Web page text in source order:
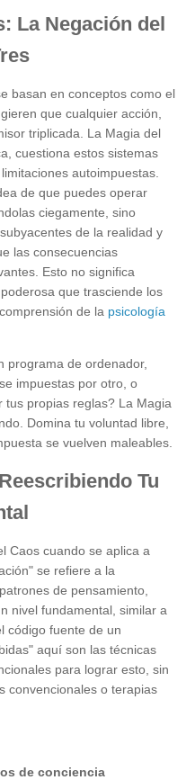
La Negación del
basan en conceptos como el
que cualquier acción,
triplicada. La Magia del
cuestiona estos sistemas
autoimpuestas.
de que puedes operar
ciegamente, sino
de la realidad y
las consecuencias
Esto no significa
que trasciende los
de la psicología
programa de ordenador,
impuestas por otro, o
propias reglas? La Magia
Domina tu voluntad libre,
se vuelven maleables.
Tu
Caos cuando se aplica a
se refiere a la
de pensamiento,
nivel fundamental, similar a
código fuente de un
aquí son las técnicas
para lograr esto, sin
convencionales o terapias
de conciencia